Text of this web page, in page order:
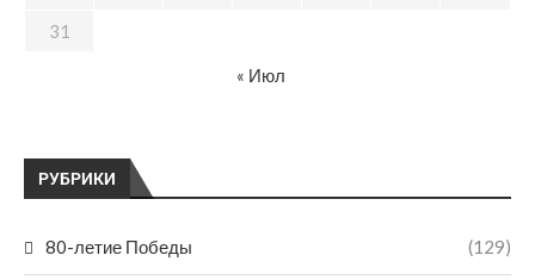
РУБРИКИ
80-летие Победы (129)
31
« Июл